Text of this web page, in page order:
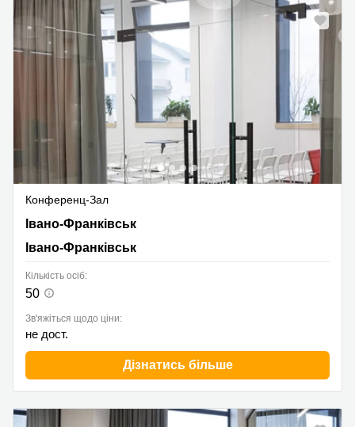
Конференц-Зал
Івано-Франківськ, Івано-Франківськ
Івано-Франківськ
Івано-Франківськ
Кількість осіб:
50
Зв'яжіться щодо ціни:
не дост.
Дізнатись більше